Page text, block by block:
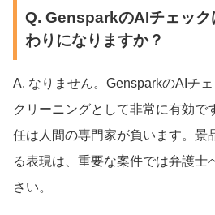
Q. GensparkのAIチェック
わりになりますか？
A. なりません。GensparkのAIチ
クリーニングとして非常に有効で
任は人間の専門家が負います。景
る表現は、重要な案件では弁護士
さい。